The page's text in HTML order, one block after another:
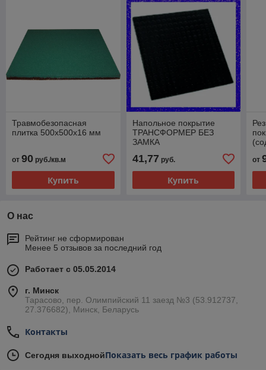
Травмобезопасная
плитка 500х500х16 мм
от 90 руб./кв.м
Купить
Напольное покрытие
ТРАНСФОРМЕР БЕЗ
ЗАМКА
41,77 руб.
Купить
от
О нас
Рейтинг не сформирован
Менее 5 отзывов за последний год
Работает с 05.05.2014
г. Минск
Тарасово, пер. Олимпийский 11 заезд №3 (53.912737,
27.376682), Минск, Беларусь
Контакты
Сегодня выходнойПоказать весь график работы